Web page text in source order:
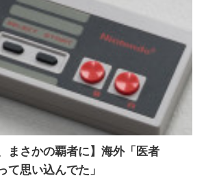
まさかの覇者に】海外「医者
て思い込んでた」